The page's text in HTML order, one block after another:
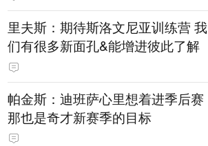
里夫斯：期待斯洛文尼亚训练营 我
们有很多新面孔&能增进彼此了解
帕金斯：迪班萨心里想着进季后赛
那也是奇才新赛季的目标